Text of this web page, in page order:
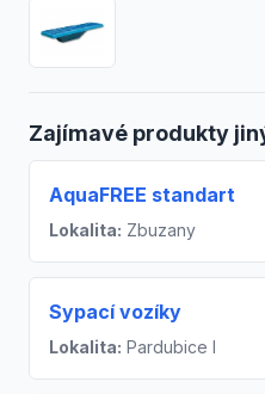
Zajímavé produkty
AquaFREE standart
Lokalita: Zbuzany
Sypací vozíky
Lokalita: Pardubice I